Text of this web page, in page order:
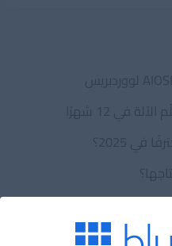
في 12 شهرًا
2025؟
ما هي تقنية لانج تشين (lang chain) ولماذا يجب عليك